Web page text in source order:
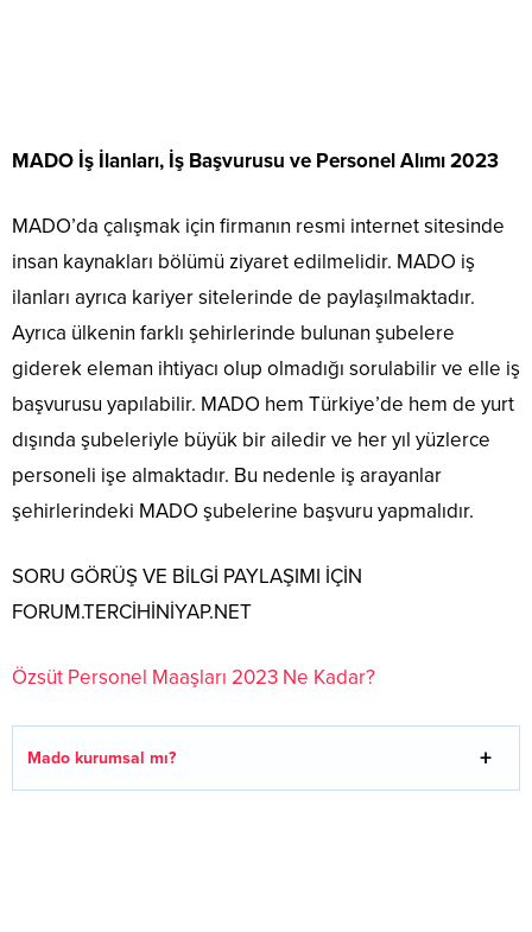
MADO İş İlanları, İş Başvurusu ve Personel Alımı 2023
MADO’da çalışmak için firmanın resmi internet sitesinde
insan kaynakları bölümü ziyaret edilmelidir. MADO iş
ilanları ayrıca kariyer sitelerinde de paylaşılmaktadır.
Ayrıca ülkenin farklı şehirlerinde bulunan şubelere
giderek eleman ihtiyacı olup olmadığı sorulabilir ve elle iş
başvurusu yapılabilir. MADO hem Türkiye’de hem de yurt
dışında şubeleriyle büyük bir ailedir ve her yıl yüzlerce
personeli işe almaktadır. Bu nedenle iş arayanlar
şehirlerindeki MADO şubelerine başvuru yapmalıdır.
SORU GÖRÜŞ VE BİLGİ PAYLAŞIMI İÇİN
FORUM.TERCİHİNİYAP.NET
Özsüt Personel Maaşları 2023 Ne Kadar?
Mado kurumsal mı?